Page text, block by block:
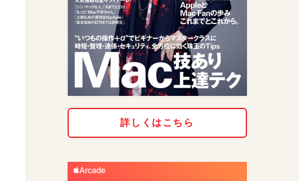
詳しくはこちら